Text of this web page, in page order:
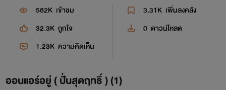
นามปากกาปากกาหลัก ByMinne
นามปากกาใหม่เพิ่งแกะกล่อง ธัญญวรินทร์ | ผกายมาส
นามปากกาที่เคยใช้ ม่านฟ้า
ด้วยความคึกคะนองเลยมีหลายนามอิอิ แต่แต่งแค่คนเดียวจริงๆ
582K เข้าชม 3.31K เพิ่มลงคลัง
32.3K ถูกใจ 0 ดาวน์โหลด
1.23K ความคิดเห็น
ออนแอร์อยู่ ( ปั่นสุดฤทธิ์ ) (1)